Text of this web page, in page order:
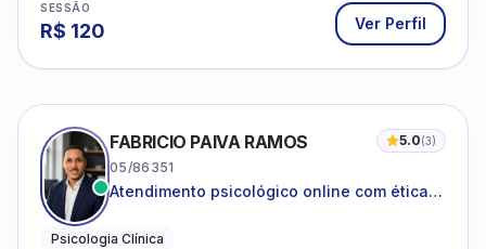
SESSÃO
R$ 120 Ver Perfil
FABRICIO PAIVA RAMOS 5.0(3)
05/86351
Atendimento psicológico online com ética,
Psicologia Clínica